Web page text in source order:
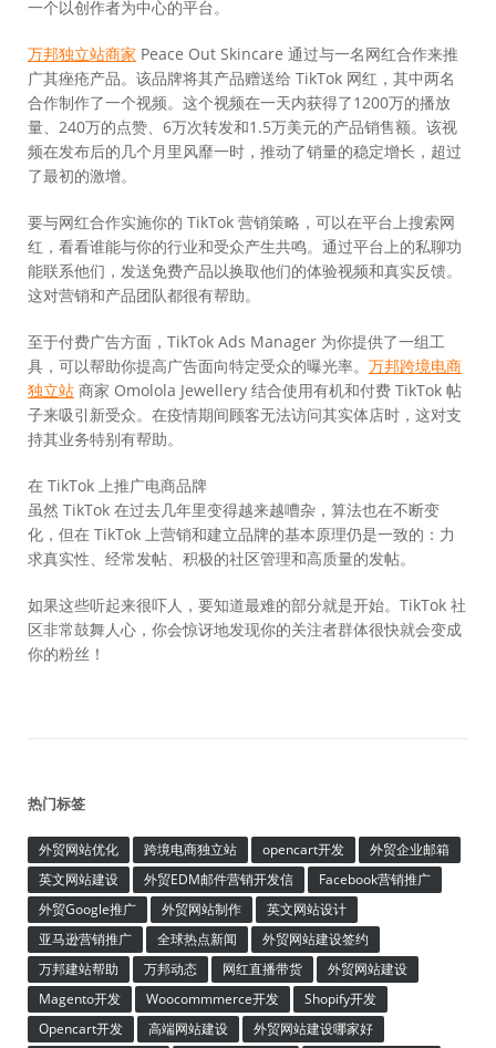
一个以创作者为中心的平台。
万邦独立站商家 Peace Out Skincare 通过与一名网红合作来推
广其痤疮产品。该品牌将其产品赠送给 TikTok 网红，其中两名
合作制作了一个视频。这个视频在一天内获得了1200万的播放
量、240万的点赞、6万次转发和1.5万美元的产品销售额。该视
频在发布后的几个月里风靡一时，推动了销量的稳定增长，超过
了最初的激增。
要与网红合作实施你的 TikTok 营销策略，可以在平台上搜索网
红，看看谁能与你的行业和受众产生共鸣。通过平台上的私聊功
能联系他们，发送免费产品以换取他们的体验视频和真实反馈。
这对营销和产品团队都很有帮助。
至于付费广告方面，TikTok Ads Manager 为你提供了一组工
具，可以帮助你提高广告面向特定受众的曝光率。 万邦跨境电商
独立站 商家 Omolola Jewellery 结合使用有机和付费 TikTok 帖
子来吸引新受众。在疫情期间顾客无法访问其实体店时，这对支
持其业务特别有帮助。
在 TikTok 上推广电商品牌
虽然 TikTok 在过去几年里变得越来越嘈杂，算法也在不断变
化，但在 TikTok 上营销和建立品牌的基本原理仍是一致的：力
求真实性、经常发帖、积极的社区管理和高质量的发帖。
如果这些听起来很吓人，要知道最难的部分就是开始。TikTok 社
区非常鼓舞人心，你会惊讶地发现你的关注者群体很快就会变成
你的粉丝！
热门标签
外贸网站优化 跨境电商独立站 opencart开发
外贸企业邮箱
英文网站建设
外贸EDM邮件营销开发信
Facebook营销推广
外贸Google推广
外贸网站制作
英文网站设计
亚马逊营销推广
全球热点新闻
外贸网站建设签约
万邦建站帮助
万邦动态 网红直播带货
外贸网站建设
Magento开发
Woocommmerce开发
Shopify开发
Opencart开发
高端网站建设
外贸网站建设哪家好